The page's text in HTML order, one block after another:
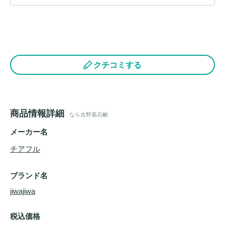
クチコミする
商品情報詳細 なら吉野葛石鹸
メーカー名
チアフル
ブランド名
jiwajiwa
税込価格